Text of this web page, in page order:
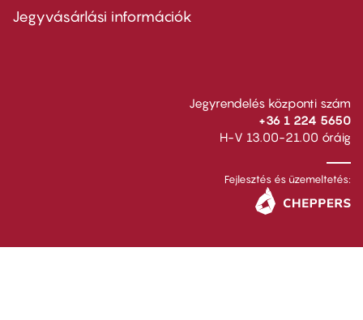
second
Jegyvásárlási információk
Jegyrendelés központi szám
+36 1 224 5650
H-V 13.00-21.00 óráig
Fejlesztés és üzemeltetés: